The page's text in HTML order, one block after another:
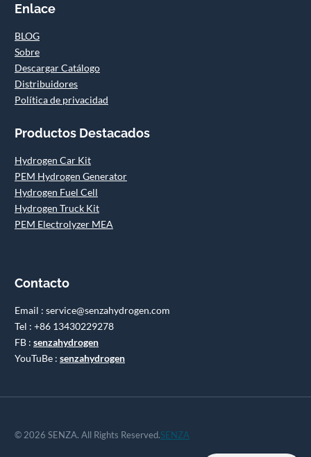
Enlace
BLOG
Sobre
Descargar Catálogo
Distribuidores
Política de privacidad
Productos Destacados
Hydrogen Car Kit
PEM Hydrogen Generator
Hydrogen Fuel Cell
Hydrogen Truck Kit
PEM Electrolyzer MEA
Contacto
Email : service@senzahydrogen.com
Tel : +86 13430229278
FB : senzahydrogen
YouTuBe : senzahydrogen
© 2026 SENZA. All Rights Reserved.SENZA